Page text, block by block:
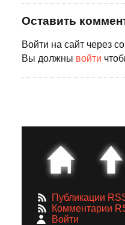
Оставить
Войти на сайт через
Вы должны войти
Публикации
Комментарии
Войти